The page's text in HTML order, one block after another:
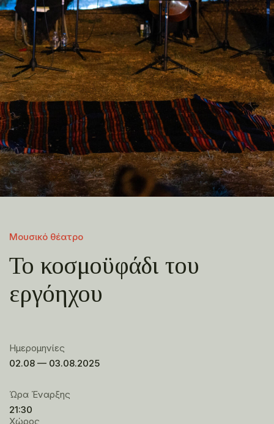
Μουσικό θέατρο
Το κοσμοϋφάδι του
εργόηχου
Ημερομηνίες
02.08 — 03.08.2025
Ώρα Έναρξης
21:30
Χώρος